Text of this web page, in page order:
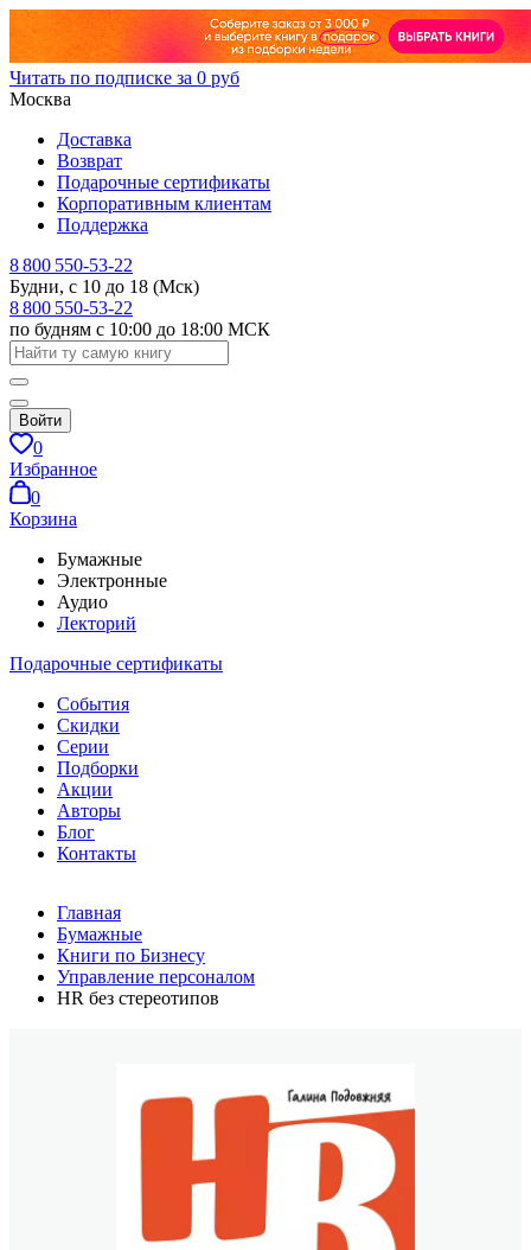
Читать по подписке за 0 руб
Москва
Доставка
Возврат
Подарочные сертификаты
Корпоративным клиентам
Поддержка
8 800 550-53-22
Будни, с 10 до 18 (Мск)
8 800 550-53-22
по будням с 10:00 до 18:00 МСК
Войти
0
Избранное
0
Корзина
Бумажные
Электронные
Аудио
Лекторий
Подарочные сертификаты
События
Скидки
Серии
Подборки
Акции
Авторы
Блог
Контакты
Главная
Бумажные
Книги по Бизнесу
Управление персоналом
HR без стереотипов